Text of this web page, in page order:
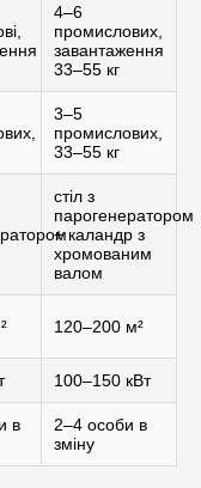
4–6
промислових,
завантаження
33–55 кг
3–5
промислових,
33–55 кг
стіл з
парогенератором
+ каландр з
хромованим
валом
120–200 м²
100–150 кВт
в
2–4 особи в
зміну